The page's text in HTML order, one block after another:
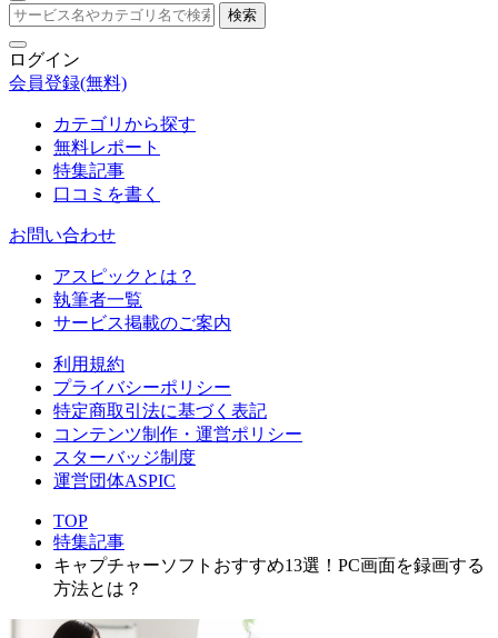
検索
ログイン
会員登録(無料)
カテゴリから探す
無料レポート
特集記事
口コミを書く
お問い合わせ
アスピックとは？
執筆者一覧
サービス掲載のご案内
利用規約
プライバシーポリシー
特定商取引法に基づく表記
コンテンツ制作・運営ポリシー
スターバッジ制度
運営団体ASPIC
TOP
特集記事
キャプチャーソフトおすすめ13選！PC画面を録画する
方法とは？